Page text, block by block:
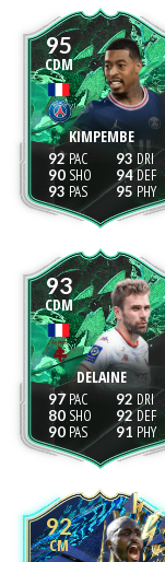
95
CDM
KIMPEMBE
92
90
93
93
94
95
93
CDM
DELAINE
97
80
90
92
92
91
92
CM